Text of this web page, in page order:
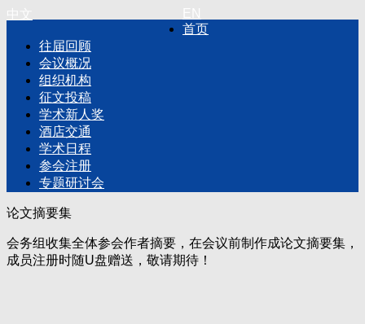
首页
往届回顾
会议概况
组织机构
征文投稿
学术新人奖
酒店交通
学术日程
参会注册
专题研讨会
论文摘要集
会务组收集全体参会作者摘要，在会议前制作成论文摘要集，
成员注册时随U盘赠送，敬请期待！